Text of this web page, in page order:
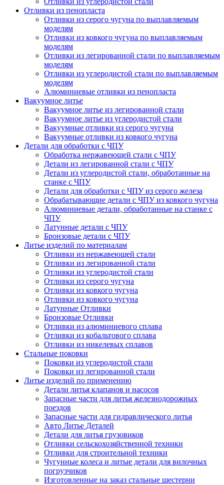
Отливки из пенопласта
Отливки из серого чугуна по выплавляемым
моделям
Отливки из ковкого чугуна по выплавляемым
моделям
Отливки из легированной стали по выплавляемым
моделям
Отливки из углеродистой стали по выплавляемым
моделям
Алюминиевые отливки из пенопласта
Вакуумное литье
Вакуумное литье из легированной стали
Вакуумное литье из углеродистой стали
Вакуумные отливки из серого чугуна
Вакуумные отливки из ковкого чугуна
Детали для обработки с ЧПУ
Обработка нержавеющей стали с ЧПУ
Детали из легированной стали с ЧПУ
Детали из углеродистой стали, обработанные на
станке с ЧПУ
Детали для обработки с ЧПУ из серого железа
Обрабатывающие детали с ЧПУ из ковкого чугуна
Алюминиевые детали, обработанные на станке с
ЧПУ
Латунные детали с ЧПУ
Бронзовые детали с ЧПУ
Литье изделий по материалам
Отливки из нержавеющей стали
Отливки из легированной стали
Отливки из углеродистой стали
Отливки из серого чугуна
Отливки из ковкого чугуна
Отливки из ковкого чугуна
Латунные Отливки
Бронзовые Отливки
Отливки из алюминиевого сплава
Отливки из кобальтового сплава
Отливки из никелевых сплавов
Стальные поковки
Поковки из углеродистой стали
Поковки из легированной стали
Литье изделий по применению
Детали литья клапанов и насосов
Запасные части для литья железнодорожных
поездов
Запасные части для гидравлического литья
Авто Литье Деталей
Детали для литья грузовиков
Отливки сельскохозяйственной техники
Отливки для строительной техники
Чугунные колеса и литые детали для вилочных
погрузчиков
Изготовленные на заказ стальные шестерни